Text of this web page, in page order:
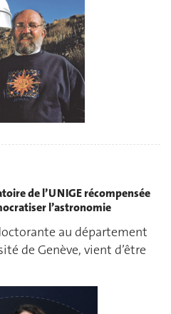
de l’UNIGE récompensée
l’astronomie
au département
de Genève, vient d’être